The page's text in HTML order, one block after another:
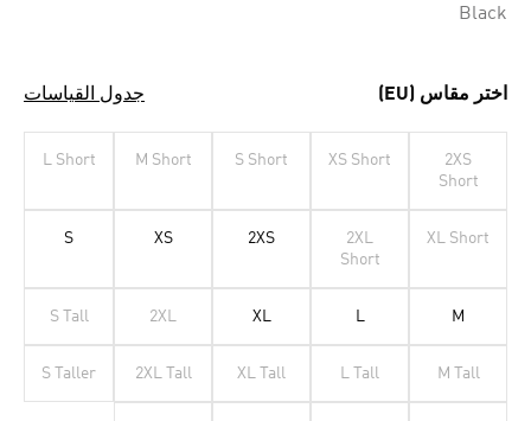
Black
اختر مقاس (EU) جدول القياسات
2XS
Short
XS Short
S Short
M Short
L Short
XL Short
2XL
Short
2XS
XS
S
M
L
XL
2XL
S Tall
M Tall
L Tall
XL Tall
2XL Tall
S Taller